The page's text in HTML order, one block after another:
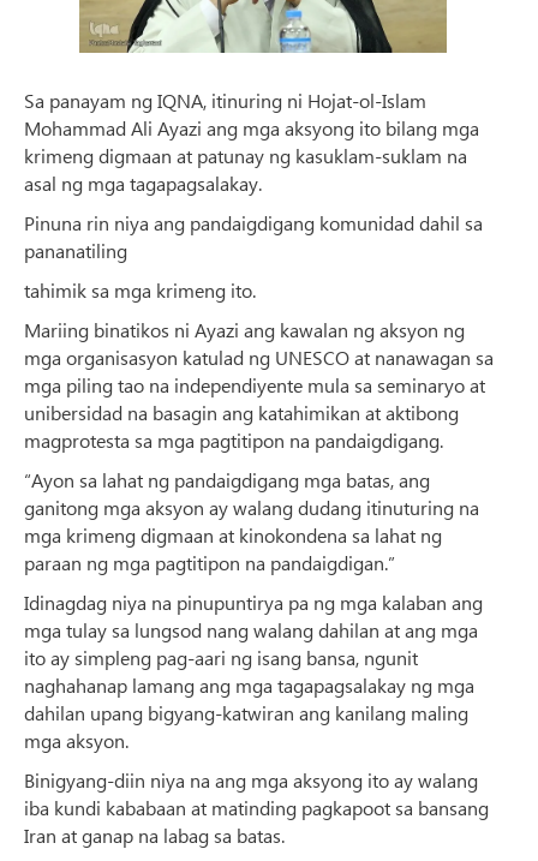
Sa panayam ng IQNA, itinuring ni Hojat-ol-Islam
Mohammad Ali Ayazi ang mga aksyong ito bilang mga
krimeng digmaan at patunay ng kasuklam-suklam na
asal ng mga tagapagsalakay.
Pinuna rin niya ang pandaigdigang komunidad dahil sa
pananatiling
tahimik sa mga krimeng ito.
Mariing binatikos ni Ayazi ang kawalan ng aksyon ng
mga organisasyon katulad ng UNESCO at nanawagan sa
mga piling tao na independiyente mula sa seminaryo at
unibersidad na basagin ang katahimikan at aktibong
magprotesta sa mga pagtitipon na pandaigdigang.
“Ayon sa lahat ng pandaigdigang mga batas, ang
ganitong mga aksyon ay walang dudang itinuturing na
mga krimeng digmaan at kinokondena sa lahat ng
paraan ng mga pagtitipon na pandaigdigan.”
Idinagdag niya na pinupuntirya pa ng mga kalaban ang
mga tulay sa lungsod nang walang dahilan at ang mga
ito ay simpleng pag-aari ng isang bansa, ngunit
naghahanap lamang ang mga tagapagsalakay ng mga
dahilan upang bigyang-katwiran ang kanilang maling
mga aksyon.
Binigyang-diin niya na ang mga aksyong ito ay walang
iba kundi kababaan at matinding pagkapoot sa bansang
Iran at ganap na labag sa batas.